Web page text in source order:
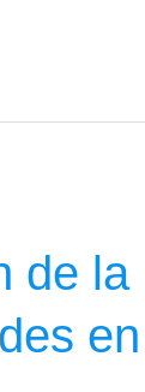
de la
en